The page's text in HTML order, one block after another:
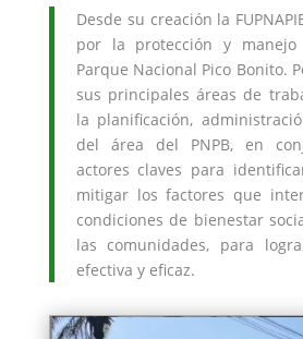
Desde su creación la
por la protección y manejo
Parque Nacional Pico Bonito.
sus principales áreas de
la planificación,
del área del PNPB, en
actores claves para
mitigar los factores que
condiciones de bienestar
las comunidades, para
efectiva y eficaz.